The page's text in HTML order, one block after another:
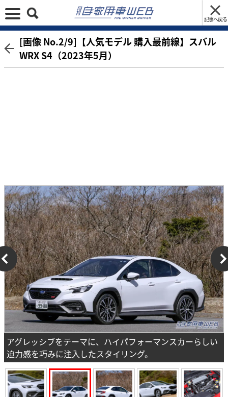
記事へ戻る
[画像 No.2/9]【人気モデル 購入最前線】スバル
WRX S4（2023年5月）
アグレッシブをテーマに、ハイパフォーマンスカーらしい
迫力感を巧みに注入したスタイリング。